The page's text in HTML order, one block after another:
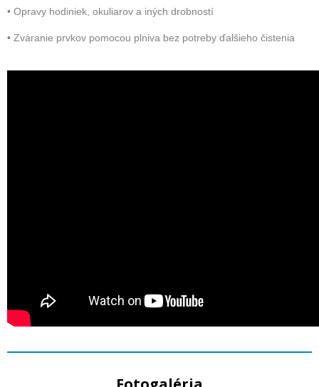
• Opravy hodiniek, okuliarov a iných drobností
• Zváranie prvkov pomocou plniva bez potreby ďalšieho čistenia